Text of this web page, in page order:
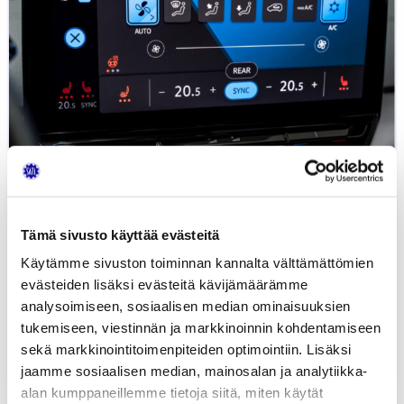
Tämä sivusto käyttää evästeitä
Käytämme sivuston toiminnan kannalta välttämättömien
evästeiden lisäksi evästeitä kävijämäärämme
analysoimiseen, sosiaalisen median ominaisuuksien
tukemiseen, viestinnän ja markkinoinnin kohdentamiseen
sekä markkinointitoimenpiteiden optimointiin. Lisäksi
jaamme sosiaalisen median, mainosalan ja analytiikka-
alan kumppaneillemme tietoja siitä, miten käytät
Blogi: Ajoneuvojen ilmastointilaitteiden
kylmäaineiden kehitys
7.01.2025 AUTOTEKNIIKKA JUHA KIISKINEN